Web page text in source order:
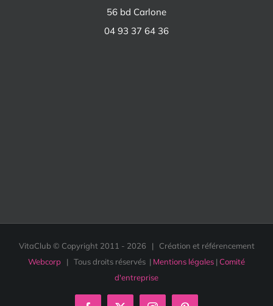
56 bd Carlone
04 93 37 64 36
VitaClub © Copyright 2011 - 2026 | Création et référencement
Webcorp | Tous droits réservés | Mentions légales |Comité
d'entreprise